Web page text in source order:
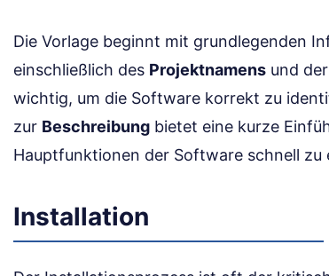
Die Vorlage beginnt mit grundlegenden
einschließlich des Projektnamens und der
wichtig, um die Software korrekt zu
zur Beschreibung bietet eine kurze
Hauptfunktionen der Software schnell zu
Installation